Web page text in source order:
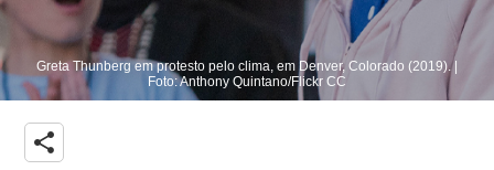
Greta Thunberg em protesto pelo clima, em Denver, Colorado (2019). |
Foto: Anthony Quintano/Flickr CC
share